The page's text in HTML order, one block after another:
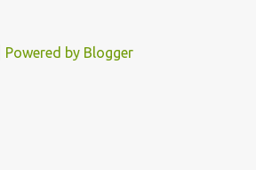
Powered by Blogger